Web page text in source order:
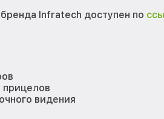
Infratech доступен по
прицелов
видения